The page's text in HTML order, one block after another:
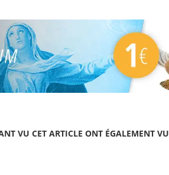
VU CET ARTICLE ONT ÉGALEMENT VU